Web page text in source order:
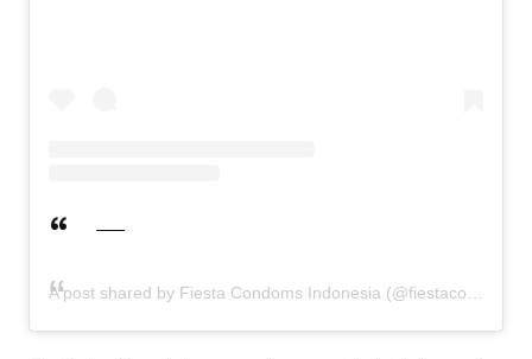
A post shared by Fiesta Condoms Indonesia (@fiestacondoms)